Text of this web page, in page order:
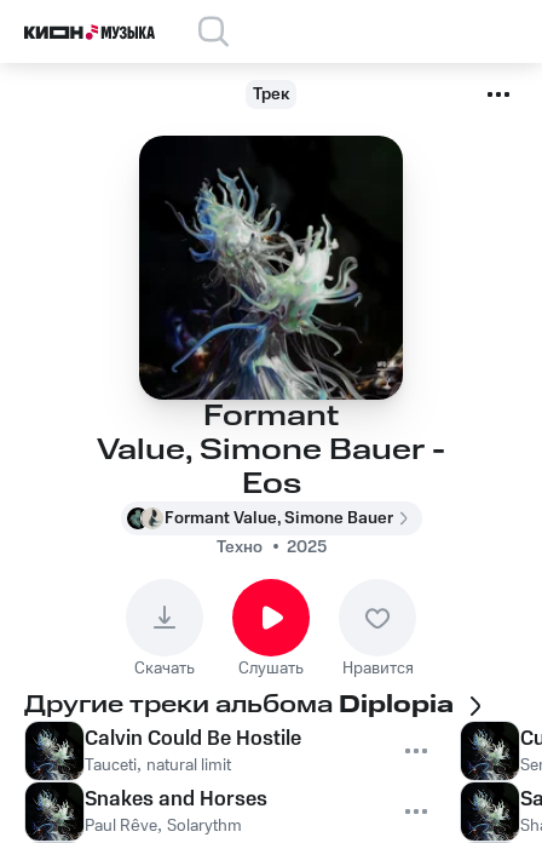
Трек
Formant
Value, Simone Bauer -
Eos
Formant Value, Simone Bauer
Техно
2025
Скачать Слушать Нравится
Другие треки альбома Diplopia
Calvin Could Be Hostile
Tauceti, natural limit
Snakes and Horses
Paul Rêve, Solarythm